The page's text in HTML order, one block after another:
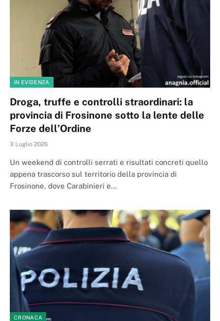
IN EVIDENZA
Droga, truffe e controlli straordinari: la
provincia di Frosinone sotto la lente delle
Forze dell’Ordine
3 Luglio 2026
Un weekend di controlli serrati e risultati concreti quello
appena trascorso sul territorio della provincia di
Frosinone, dove Carabinieri e…
CRONACA